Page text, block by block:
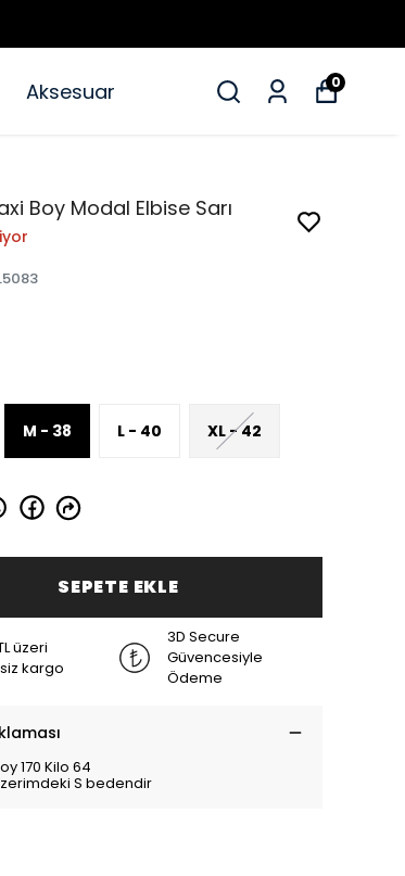
Aksesuar 0
Boy Modal Elbise Sarı
M - 38 L - 40 XL - 42
SEPETE EKLE
üzeri
kargo
3D Secure
Güvencesiyle
Ödeme
170 Kilo 64
S bedendir